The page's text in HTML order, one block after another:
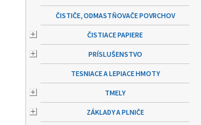
ČISTIČE, ODMASTŇOVAČE POVRCHOV
ČISTIACE PAPIERE
PRÍSLUŠENSTVO
TESNIACE A LEPIACE HMOTY
TMELY
ZÁKLADY A PLNIČE